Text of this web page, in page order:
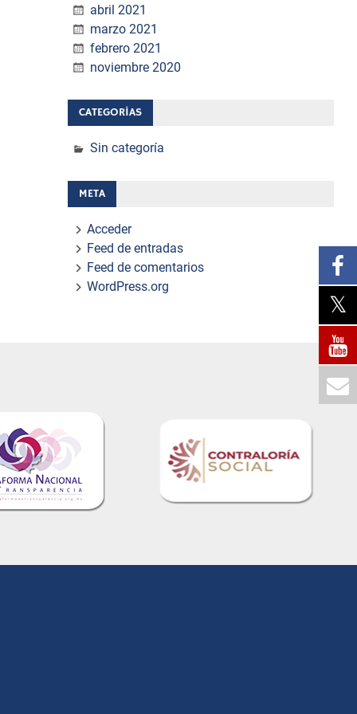
abril 2021
marzo 2021
febrero 2021
noviembre 2020
CATEGORÍAS
Sin categoría
META
Acceder
Feed de entradas
Feed de comentarios
WordPress.org